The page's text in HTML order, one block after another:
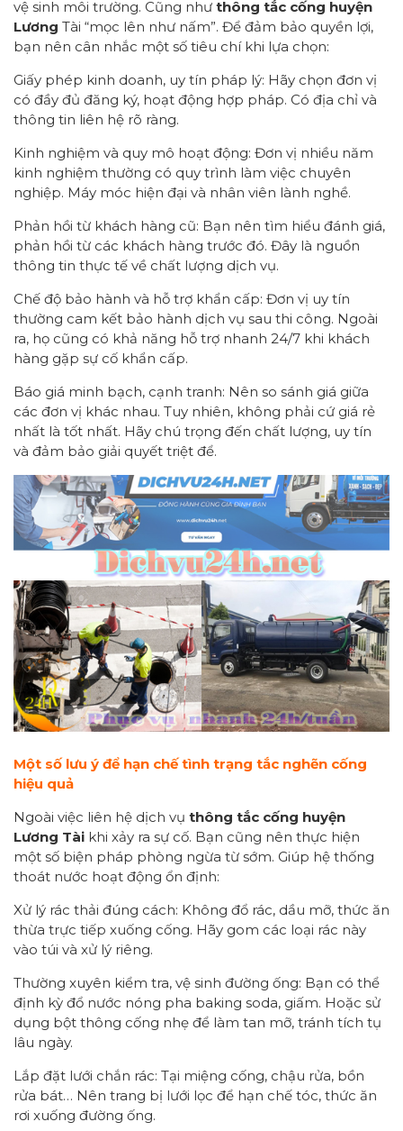
vệ sinh môi trường. Cũng như thông tắc cống huyện
Lương Tài “mọc lên như nấm”. Để đảm bảo quyền lợi,
bạn nên cân nhắc một số tiêu chí khi lựa chọn:
Giấy phép kinh doanh, uy tín pháp lý: Hãy chọn đơn vị
có đầy đủ đăng ký, hoạt động hợp pháp. Có địa chỉ và
thông tin liên hệ rõ ràng.
Kinh nghiệm và quy mô hoạt động: Đơn vị nhiều năm
kinh nghiệm thường có quy trình làm việc chuyên
nghiệp. Máy móc hiện đại và nhân viên lành nghề.
Phản hồi từ khách hàng cũ: Bạn nên tìm hiểu đánh giá,
phản hồi từ các khách hàng trước đó. Đây là nguồn
thông tin thực tế về chất lượng dịch vụ.
Chế độ bảo hành và hỗ trợ khẩn cấp: Đơn vị uy tín
thường cam kết bảo hành dịch vụ sau thi công. Ngoài
ra, họ cũng có khả năng hỗ trợ nhanh 24/7 khi khách
hàng gặp sự cố khẩn cấp.
Báo giá minh bạch, cạnh tranh: Nên so sánh giá giữa
các đơn vị khác nhau. Tuy nhiên, không phải cứ giá rẻ
nhất là tốt nhất. Hãy chú trọng đến chất lượng, uy tín
và đảm bảo giải quyết triệt để.
Một số lưu ý để hạn chế tình trạng tắc nghẽn cống
hiệu quả
Ngoài việc liên hệ dịch vụ thông tắc cống huyện
Lương Tài khi xảy ra sự cố. Bạn cũng nên thực hiện
một số biện pháp phòng ngừa từ sớm. Giúp hệ thống
thoát nước hoạt động ổn định:
Xử lý rác thải đúng cách: Không đổ rác, dầu mỡ, thức ăn
thừa trực tiếp xuống cống. Hãy gom các loại rác này
vào túi và xử lý riêng.
Thường xuyên kiểm tra, vệ sinh đường ống: Bạn có thể
định kỳ đổ nước nóng pha baking soda, giấm. Hoặc sử
dụng bột thông cống nhẹ để làm tan mỡ, tránh tích tụ
lâu ngày.
Lắp đặt lưới chắn rác: Tại miệng cống, chậu rửa, bồn
rửa bát… Nên trang bị lưới lọc để hạn chế tóc, thức ăn
rơi xuống đường ống.